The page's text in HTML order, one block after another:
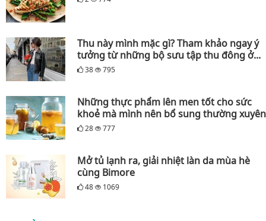
Thu này mình mặc gì? Tham khảo ngay ý
tưởng từ những bộ sưu tập thu đông ở...
38 795
Những thực phẩm lên men tốt cho sức
khoẻ mà mình nên bổ sung thường xuyên
28 777
Mở tủ lạnh ra, giải nhiệt làn da mùa hè
cùng Bimore
48 1069